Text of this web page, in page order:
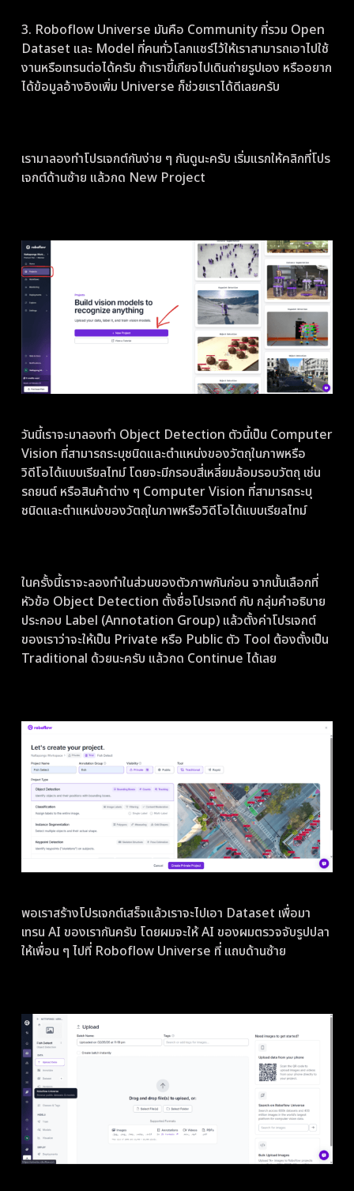
3. Roboflow Universe มันคือ Community ที่รวม Open
Dataset และ Model ที่คนทั่วโลกแชร์ไว้ให้เราสามารถเอาไปใช้
งานหรือเทรนต่อได้ครับ ถ้าเราขี้เกียจไปเดินถ่ายรูปเอง หรืออยาก
ได้ข้อมูลอ้างอิงเพิ่ม Universe ก็ช่วยเราได้ดีเลยครับ
เรามาลองทำโปรเจกต์กันง่าย ๆ กันดูนะครับ เริ่มแรกให้คลิกที่โปร
เจกต์ด้านซ้าย แล้วกด New Project
วันนี้เราจะมาลองทำ Object Detection ตัวนี้เป็น Computer
Vision ที่สามารถระบุชนิดและตำแหน่งของวัตถุในภาพหรือ
วิดีโอได้แบบเรียลไทม์ โดยจะมีกรอบสี่เหลี่ยมล้อมรอบวัตถุ เช่น
รถยนต์ หรือสินค้าต่าง ๆ Computer Vision ที่สามารถระบุ
ชนิดและตำแหน่งของวัตถุในภาพหรือวิดีโอได้แบบเรียลไทม์
ในครั้งนี้เราจะลองทำในส่วนของตัวภาพกันก่อน จากนั้นเลือกที่
หัวข้อ Object Detection ตั้งชื่อโปรเจกต์ กับ กลุ่มคำอธิบาย
ประกอบ Label (Annotation Group) แล้วตั้งค่าโปรเจกต์
ของเราว่าจะให้เป็น Private หรือ Public ตัว Tool ต้องตั้งเป็น
Traditional ด้วยนะครับ แล้วกด Continue ได้เลย
พอเราสร้างโปรเจกต์เสร็จแล้วเราจะไปเอา Dataset เพื่อมา
เทรน AI ของเรากันครับ โดยผมจะให้ AI ของผมตรวจจับรูปปลา
ให้เพื่อน ๆ ไปที่ Roboflow Universe ที่ แถบด้านซ้าย